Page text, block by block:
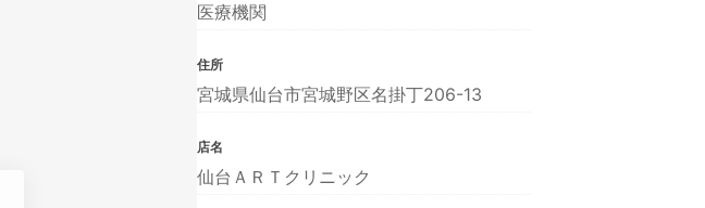
医療機関
住所
宮城県仙台市宮城野区名掛丁206-13
店名
仙台ＡＲＴクリニック